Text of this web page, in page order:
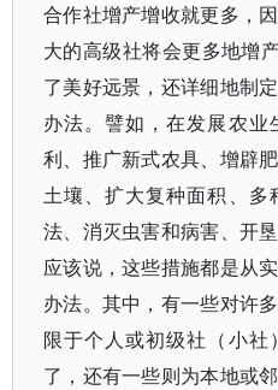
合作社增产增收就更多，
大的高级社将会更多地增
了美好远景，还详细地制
办法。譬如，在发展农
利、推广新式农具、增辟
土壤、扩大复种面积、
法、消灭虫害和病害、开
应该说，这些措施都是从
办法。其中，有一些对许
限于个人或初级社（小
了，还有一些则为本地或